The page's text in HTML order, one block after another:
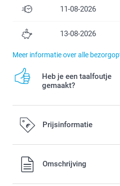
11-08-2026
13-08-2026
Meer informatie over alle
Heb je een taalfoutje
gemaakt?
Prijsinformatie
Alle prijzen zijn in EURO (€)
verzendkosten.Omschrijving